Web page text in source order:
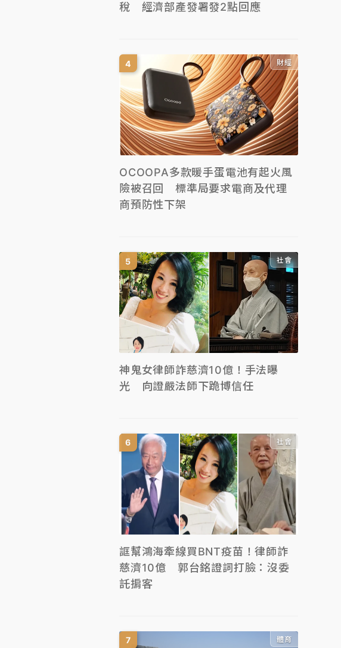
稅 經濟部產發署發2點回應
財經
OCOOPA多款暖手蛋電池有起火風
險被召回 標準局要求電商及代理
商預防性下架
社會
神鬼女律師詐慈濟10億！手法曝
光 向證嚴法師下跪博信任
社會
誆幫鴻海牽線買BNT疫苗！律師詐
慈濟10億 郭台銘證詞打臉：沒委
託掮客
體育